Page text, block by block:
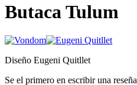
Butaca Tulum
Diseño Eugeni Quitllet
Se el primero en escribir una reseña